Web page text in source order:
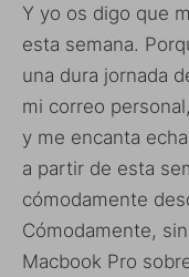
Y yo os digo que
esta semana.
una dura jornada
mi correo
y me encanta
a partir de esta
cómodamente
Cómodamente,
Macbook Pro